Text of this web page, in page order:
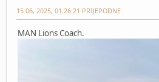
15 06, 2025, 01:26:21 PRIJEPODNE
MAN Lions Coach.